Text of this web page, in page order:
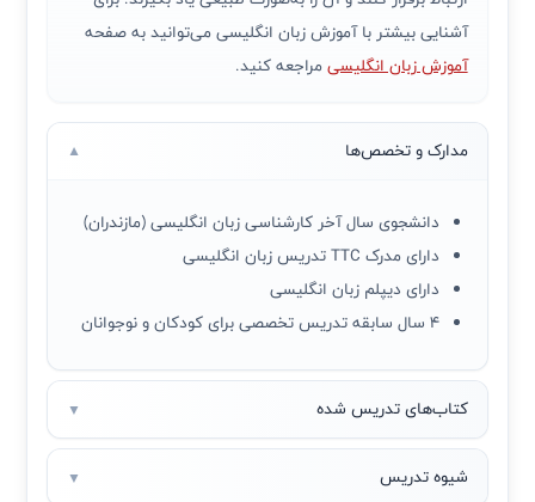
آشنایی بیشتر با آموزش زبان انگلیسی می‌توانید به صفحه
آموزش زبان انگلیسیمراجعه کنید.
مدارک و تخصص‌ها ▼
دانشجوی سال آخر کارشناسی زبان انگلیسی (مازندران)
دارای مدرک TTC تدریس زبان انگلیسی
دارای دیپلم زبان انگلیسی
۴ سال سابقه تدریس تخصصی برای کودکان و نوجوانان
کتاب‌های تدریس شده ▼
شیوه تدریس ▼